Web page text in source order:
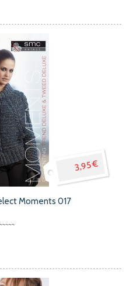
3,95 €
Moments 017